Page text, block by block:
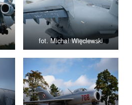
fot. Michał Więclewski